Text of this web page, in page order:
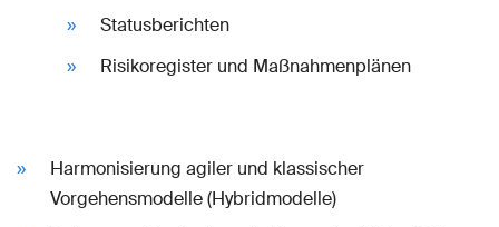
Statusberichten
Risikoregister und Maßnahmenplänen
Harmonisierung agiler und klassischer
Vorgehensmodelle (Hybridmodelle)